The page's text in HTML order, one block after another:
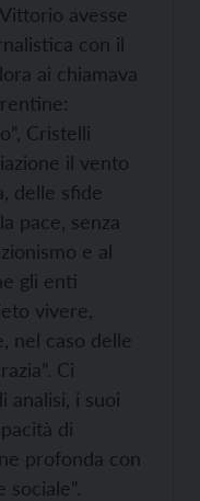
avesse
con il
ai chiamava
Cristelli
il vento
delle sfide
pace, senza
e al
gli enti
vivere,
nel caso delle
Ci
analisi, i suoi
di
profonda con
sociale”.